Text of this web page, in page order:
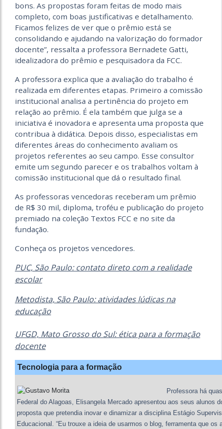
bons. As propostas foram feitas de modo mais
completo, com boas justificativas e detalhamento.
Ficamos felizes de ver que o prêmio está se
consolidando e ajudando na valorização do formador
docente”, ressalta a professora Bernadete Gatti,
idealizadora do prêmio e pesquisadora da FCC.
A professora explica que a avaliação do trabalho é
realizada em diferentes etapas. Primeiro a comissão
institucional analisa a pertinência do projeto em
relação ao prêmio. É ela também que julga se a
iniciativa é inovadora e apresenta uma proposta que
contribua à didática. Depois disso, especialistas em
diferentes áreas do conhecimento avaliam os
projetos referentes ao seu campo. Esse consultor
emite um segundo parecer e os trabalhos voltam à
comissão institucional que dá o resultado final.
As professoras vencedoras receberam um prêmio
de R$ 30 mil, diploma, troféu e publicação do projeto
premiado na coleção Textos FCC e no site da
fundação.
Conheça os projetos vencedores.
PUC, São Paulo: contato direto com a realidade
escolar
Metodista, São Paulo: atividades lúdicas na
educação
UFGD, Mato Grosso do Sul: ética para a formação
docente
Tecnologia para a formação
Professora há
Federal do Alagoas, Elisangela Mercado apresentou aos seus alunos
proposta que pretendia inovar e dinamizar a disciplina Estágio
Educacional. “Eu trouxe a ideia de usarmos o blog, ferramenta que os